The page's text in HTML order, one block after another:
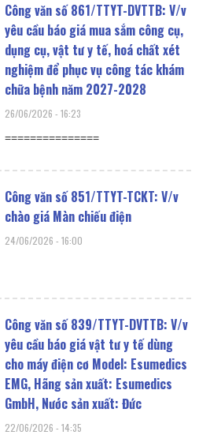
Công văn số 861/TTYT-DVTTB: V/v
yêu cầu báo giá mua sắm công cụ,
dụng cụ, vật tư y tế, hoá chất xét
nghiệm để phục vụ công tác khám
chữa bệnh năm 2027-2028
26/06/2026 16:23
===============
Công văn số 851/TTYT-TCKT: V/v
chào giá Màn chiếu điện
24/06/2026 16:00
Công văn số 839/TTYT-DVTTB: V/v
yêu cầu báo giá vật tư y tế dùng
cho máy điện cơ Model: Esumedics
EMG, Hãng sản xuất: Esumedics
GmbH, Nước sản xuất: Đức
22/06/2026 14:35